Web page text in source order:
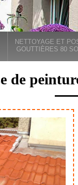
NETTOYAGE ET
GOUTTIÈRES 80
de